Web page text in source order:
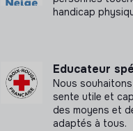
handicap
Educateur
Nous
sente utile et
des moyens et
adaptés à tous.